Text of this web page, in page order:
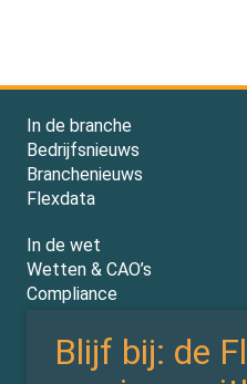
In de branche
Bedrijfsnieuws
Branchenieuws
Flexdata
In de wet
Wetten & CAO’s
Compliance
Experts